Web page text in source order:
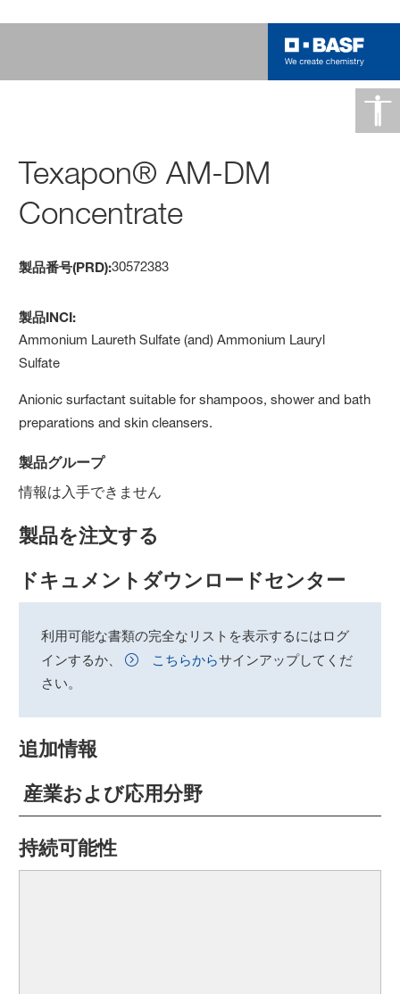
Texapon® AM-DM
Concentrate
製品番号(PRD):30572383
製品INCI:
Ammonium Laureth Sulfate (and) Ammonium Lauryl
Sulfate
Anionic surfactant suitable for shampoos, shower and bath
preparations and skin cleansers.
製品グループ
情報は入手できません
製品を注文する
ドキュメントダウンロードセンター
利用可能な書類の完全なリストを表示するにはログ
インするか、
こちらからサインアップしてくだ
さい。
追加情報
産業および応用分野
持続可能性